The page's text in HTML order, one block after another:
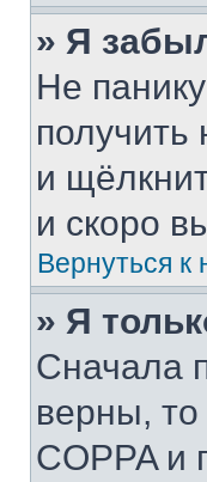
» Я
Не
и
и скоро
Вернуться к
» Я
Сначала
верны,
COPPA и